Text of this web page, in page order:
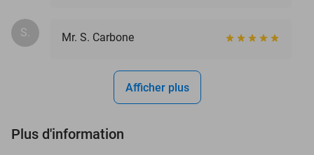
S. Mr. S. Carbone
Afficher plus
Plus d'information